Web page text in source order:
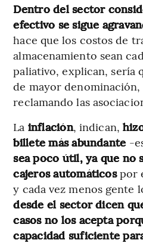
Dentro del sector
efectivo se sigue
hace que los costos de
almacenamiento sean
paliativo, explican, sería
de mayor
reclamando las
La inflación, indican,
billete más abundante -
sea poco útil, ya que no
cajeros automáticospor
y cada vez menos gente
desde el sector dicen
casos no los acepta
capacidad suficiente